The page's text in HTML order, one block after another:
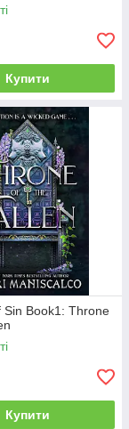
Купити
Sin Book1: Throne
Купити